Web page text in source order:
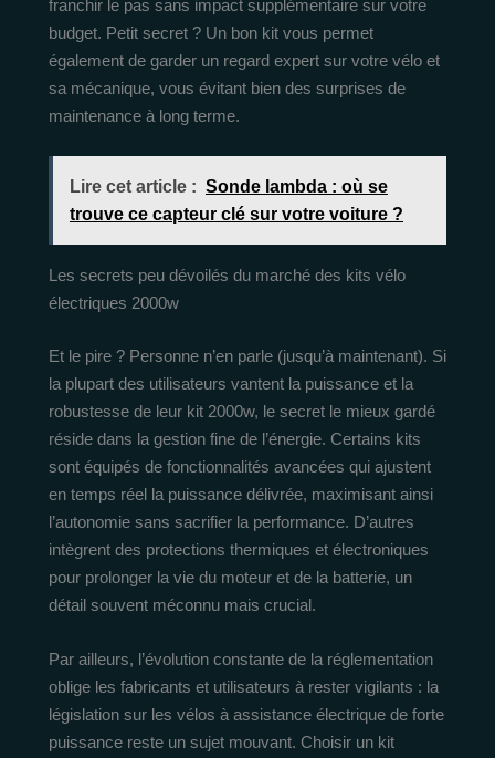
franchir le pas sans impact supplémentaire sur votre
budget. Petit secret ? Un bon kit vous permet
également de garder un regard expert sur votre vélo et
sa mécanique, vous évitant bien des surprises de
maintenance à long terme.
Lire cet article : Sonde lambda : où se
trouve ce capteur clé sur votre voiture ?
Les secrets peu dévoilés du marché des kits vélo
électriques 2000w
Et le pire ? Personne n’en parle (jusqu’à maintenant). Si
la plupart des utilisateurs vantent la puissance et la
robustesse de leur kit 2000w, le secret le mieux gardé
réside dans la gestion fine de l’énergie. Certains kits
sont équipés de fonctionnalités avancées qui ajustent
en temps réel la puissance délivrée, maximisant ainsi
l’autonomie sans sacrifier la performance. D’autres
intègrent des protections thermiques et électroniques
pour prolonger la vie du moteur et de la batterie, un
détail souvent méconnu mais crucial.
Par ailleurs, l’évolution constante de la réglementation
oblige les fabricants et utilisateurs à rester vigilants : la
législation sur les vélos à assistance électrique de forte
puissance reste un sujet mouvant. Choisir un kit